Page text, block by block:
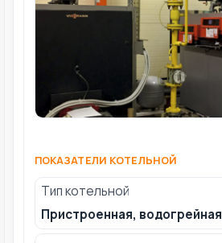
ПОКАЗАТЕЛИ КОТЕЛЬНОЙ
Тип котельной
Пристроенная, водогрейная